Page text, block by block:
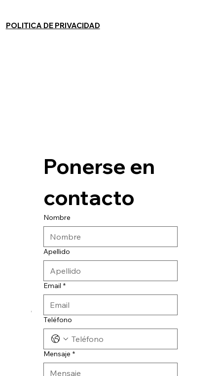
POLITICA DE PRIVACIDAD
© 2024 CATESA INGENIERIA
Ponerse en
contacto
Nombre
Apellido
Email *
Teléfono
Mensaje *